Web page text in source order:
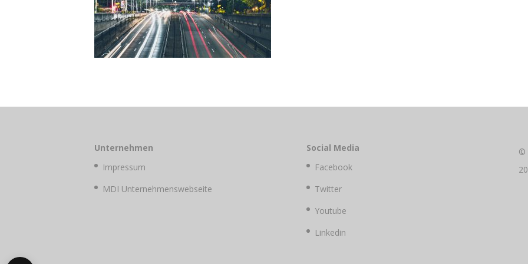
Unternehmen
Impressum
MDI Unternehmenswebseite
Social Media
Facebook
Twitter
Youtube
Linkedin
©